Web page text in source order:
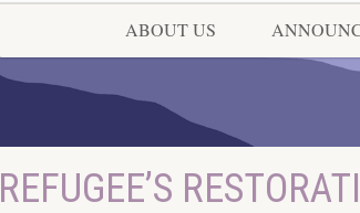
ABOUT US
REFUGEE’S